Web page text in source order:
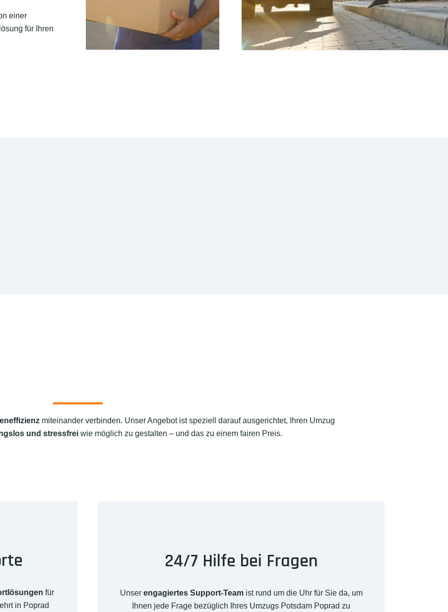
einer
für Ihren
miteinander verbinden. Unser Angebot ist speziell darauf ausgerichtet, Ihren Umzug
und stressfrei wie möglich zu gestalten – und das zu einem fairen Preis.
für
in Poprad
24/7 Hilfe bei Fragen
Unser engagiertes Support-Teamist rund um die Uhr für Sie da, um
Ihnen jede Frage bezüglich Ihres Umzugs Potsdam Poprad zu